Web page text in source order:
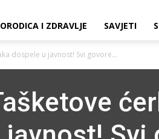
I ZDRAVLJE SAVJETI
dospele u javnost! Svi govore...